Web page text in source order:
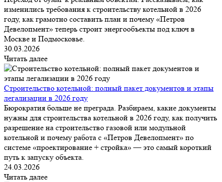
изменились требования к строительству котельной в 2026
году, как грамотно составить план и почему «Петров
Девелопмент» теперь строит энергообъекты под ключ в
Москве и Подмосковье.
30.03.2026
Читать далее
Строительство котельной: полный пакет документов и этапы
легализации в 2026 году
Бюрократия больше не преграда. Разбираем, какие документы
нужны для строительства котельной в 2026 году, как получить
разрешение на строительство газовой или модульной
котельной и почему работа с «Петров Девелопмент» по
системе «проектирование + стройка» — это самый короткий
путь к запуску объекта.
24.03.2026
Читать далее